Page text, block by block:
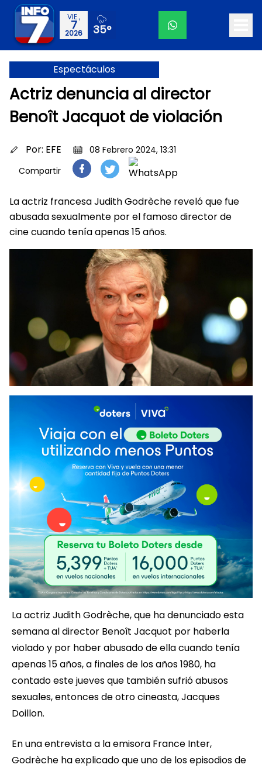
VIE.,
7
2026 35°
Espectáculos
Actriz denuncia al director
Benoît Jacquot de violación
Por: EFE
08 Febrero 2024, 13:31
Compartir
La actriz francesa Judith Godrèche reveló que fue
abusada sexualmente por el famoso director de
cine cuando tenía apenas 15 años.
La actriz Judith Godrèche, que ha denunciado esta
semana al director Benoît Jacquot por haberla
violado y por haber abusado de ella cuando tenía
apenas 15 años, a finales de los años 1980, ha
contado este jueves que también sufrió abusos
sexuales, entonces de otro cineasta, Jacques
Doillon.
En una entrevista a la emisora France Inter,
Godrèche ha explicado que uno de los episodios de